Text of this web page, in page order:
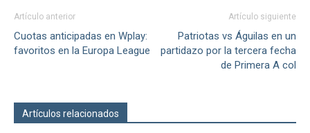
Artículo anterior
Cuotas anticipadas en Wplay:
favoritos en la Europa League
Artículo siguiente
Patriotas vs Águilas en un
partidazo por la tercera fecha
de Primera A col
Artículos relacionados